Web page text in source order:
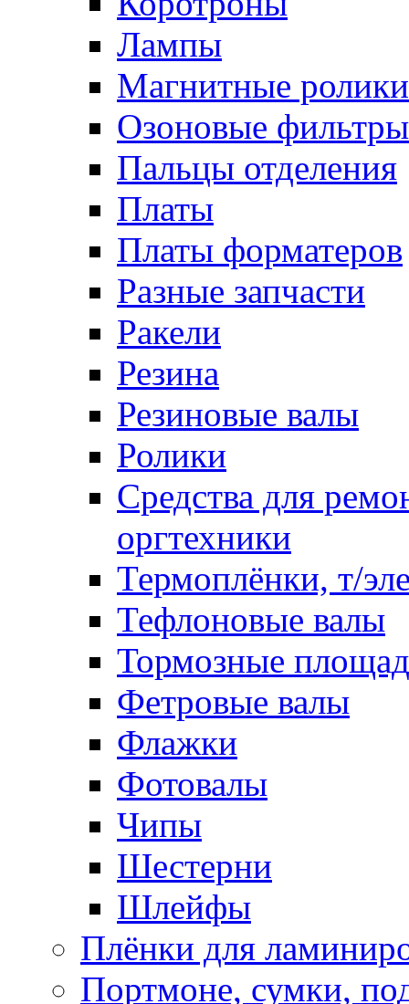
Лампы
Магнитные ролики
Озоновые фильтры
Пальцы отделения
Платы
Платы форматеров
Разные запчасти
Ракели
Резина
Резиновые валы
Ролики
Средства для
оргтехники
Термоплёнки, т/
Тефлоновые валы
Тормозные
Фетровые валы
Флажки
Фотовалы
Чипы
Шестерни
Шлейфы
Плёнки для
Портмоне, сумки,